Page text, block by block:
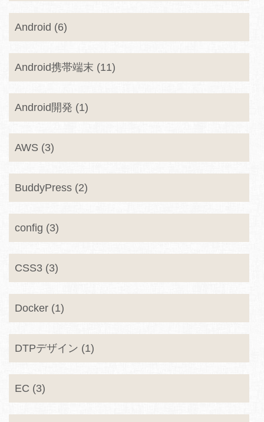
Android (6)
Android携帯端末 (11)
Android開発 (1)
AWS (3)
BuddyPress (2)
config (3)
CSS3 (3)
Docker (1)
DTPデザイン (1)
EC (3)